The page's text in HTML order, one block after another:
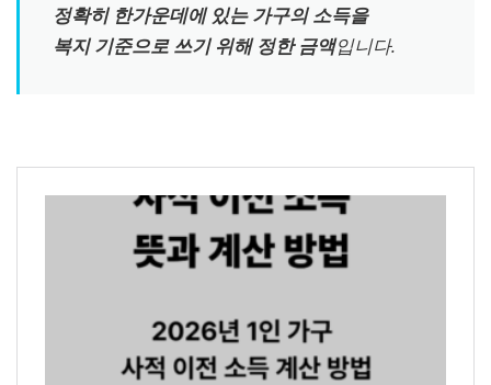
정확히 한가운데에 있는 가구의 소득을
복지 기준으로 쓰기 위해 정한 금액입니다.